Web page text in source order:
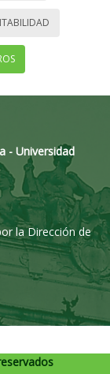
- Universidad
la Dirección de